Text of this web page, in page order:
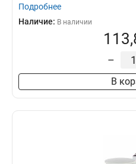
Подробнее
Наличие: В наличии
–
В